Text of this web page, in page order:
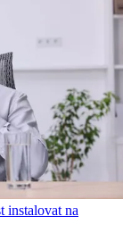
instalovat na